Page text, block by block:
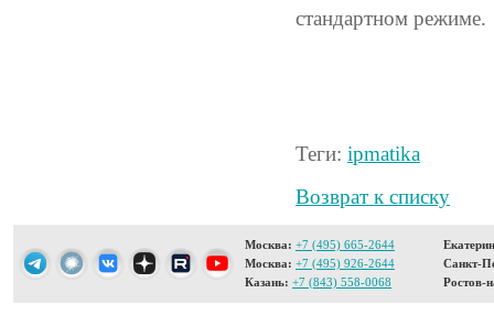
стандартном режиме.
Теги: ipmatika
Возврат к списку
Москва: +7 (495) 665-2644
Москва: +7 (495) 926-2644
Казань: +7 (843) 558-0068
Санкт-
Ростов-